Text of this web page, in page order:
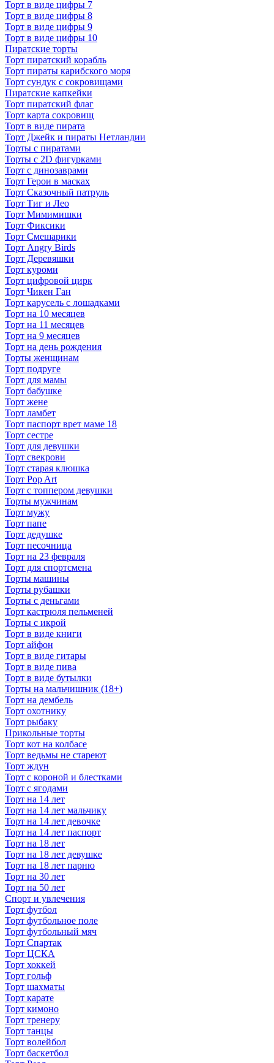
Торт в виде цифры 7
Торт в виде цифры 8
Торт в виде цифры 9
Торт в виде цифры 10
Пиратские торты
Торт пиратский корабль
Торт пираты карибского моря
Торт сундук с сокровищами
Пиратские капкейки
Торт пиратский флаг
Торт карта сокровищ
Торт в виде пирата
Торт Джейк и пираты Нетландии
Торты с пиратами
Торты с 2D фигурками
Торт с динозаврами
Торт Герои в масках
Торт Сказочный патруль
Торт Тиг и Лео
Торт Мимимишки
Торт Фиксики
Торт Смешарики
Торт Angry Birds
Торт Деревяшки
Торт куроми
Торт цифровой цирк
Торт Чикен Ган
Торт карусель с лошадками
Торт на 10 месяцев
Торт на 11 месяцев
Торт на 9 месяцев
Торт на день рождения
Торты женщинам
Торт подруге
Торт для мамы
Торт бабушке
Торт жене
Торт ламбет
Торт паспорт врет маме 18
Торт сестре
Торт для девушки
Торт свекрови
Торт старая клюшка
Торт Pop Art
Торт с топпером девушки
Торты мужчинам
Торт мужу
Торт папе
Торт дедушке
Торт песочница
Торт на 23 февраля
Торт для спортсмена
Торты машины
Торты рубашки
Торты с деньгами
Торт кастрюля пельменей
Торты с икрой
Торт в виде книги
Торт айфон
Торт в виде гитары
Торт в виде пива
Торт в виде бутылки
Торты на мальчишник (18+)
Торт на дембель
Торт охотнику
Торт рыбаку
Прикольные торты
Торт кот на колбасе
Торт ведьмы не стареют
Торт ждун
Торт с короной и блестками
Торт с ягодами
Торт на 14 лет
Торт на 14 лет мальчику
Торт на 14 лет девочке
Торт на 14 лет паспорт
Торт на 18 лет
Торт на 18 лет девушке
Торт на 18 лет парню
Торт на 30 лет
Торт на 50 лет
Спорт и увлечения
Торт футбол
Торт футбольное поле
Торт футбольный мяч
Торт Спартак
Торт ЦСКА
Торт хоккей
Торт гольф
Торт шахматы
Торт карате
Торт кимоно
Торт тренеру
Торт танцы
Торт волейбол
Торт баскетбол